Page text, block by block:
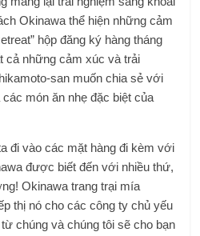
Okinawa thể hiện những cảm
hộp đăng ký hàng tháng
cả những cảm xúc và trải
san muốn chia sẻ với
món ăn nhẹ đặc biệt của
đi vào các mặt hàng đi kèm với
được biết đến với nhiều thứ,
Okinawa trang trại mía
thị nó cho các công ty chủ yếu
chúng và chúng tôi sẽ cho bạn